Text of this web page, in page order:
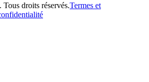
Tous droits réservés.Termes et